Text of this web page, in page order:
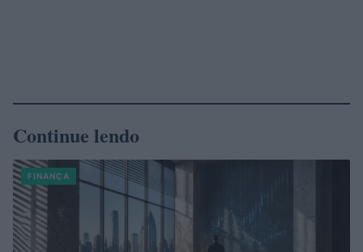
Continue lendo
FINANÇA